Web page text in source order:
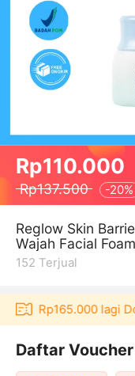
Rp110.000
Rp137.500 -20%
Reglow Skin
Wajah Facial
g Original Bpom
152 Terjual
Rp165.000 lagi
Daftar Voucher